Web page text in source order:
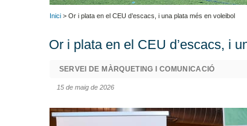
Inici > Or i plata en el CEU d’escacs, i una plata més en voleibol
Or i plata en el CEU d’escacs, i
SERVEI DE MÀRQUETING I COMUNICACIÓ
15 de maig de 2026